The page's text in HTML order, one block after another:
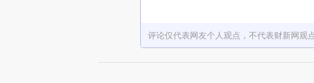
评论仅代表网友个人观点，不代表财新网观